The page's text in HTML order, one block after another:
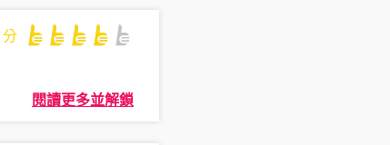
分
閱讀更多並解鎖